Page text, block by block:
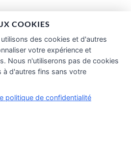
Friz
vente
COOKIES
des cookies et d'autres
votre expérience et
Nous n'utiliserons pas de cookies
d'autres fins sans votre
politique de confidentialité